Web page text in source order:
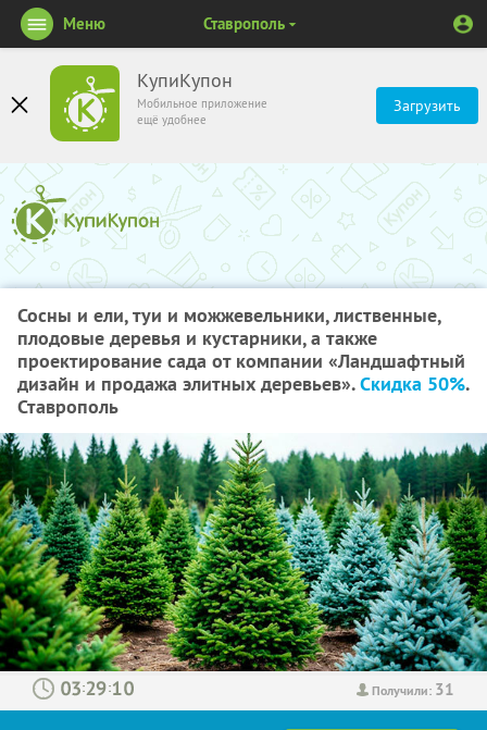
КупиКупон
Мобильное приложение
ещё удобнее
Загрузить
Меню Ставрополь
Сосны и ели, туи и можжевельники, лиственные,
плодовые деревья и кустарники, а также
проектирование сада от компании «Ландшафтный
дизайн и продажа элитных деревьев».Скидка 50%.
Ставрополь
Получили: 31
: :